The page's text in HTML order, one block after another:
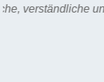
"Schnelle und
"Sehr